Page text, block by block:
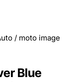
Blue